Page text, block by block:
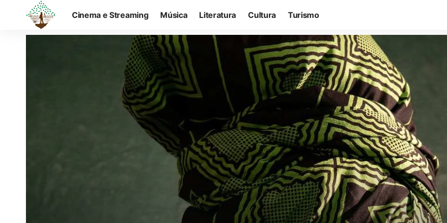
Cinema e Streaming Música Literatura Cultura Turismo